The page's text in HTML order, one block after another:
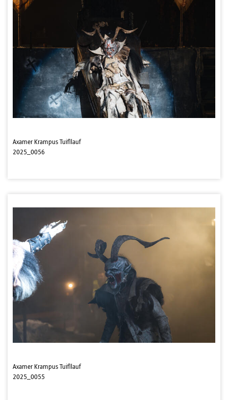
Axamer Krampus Tuifllauf
2025_0056
Axamer Krampus Tuifllauf
2025_0055